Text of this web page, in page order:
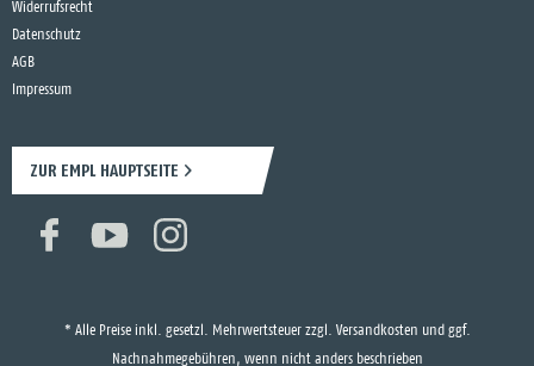
Widerrufsrecht
Datenschutz
AGB
Impressum
ZUR EMPL HAUPTSEITE
* Alle Preise inkl. gesetzl. Mehrwertsteuer zzgl. Versandkosten und ggf.
Nachnahmegebühren, wenn nicht anders beschrieben